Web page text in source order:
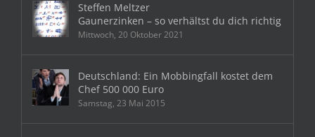
Steffen Meltzer
Gaunerzinken – so verhältst du dich richtig
Mittwoch, 20 Oktober 2021
Deutschland: Ein Mobbingfall kostet dem
Chef 500 000 Euro
Samstag, 23 Mai 2015